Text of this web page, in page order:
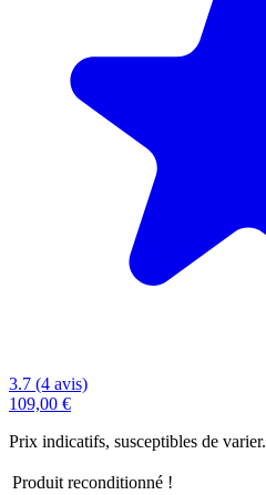
3.7 (4 avis)
109,00 €
Prix indicatifs, susceptibles de varier.
Produit reconditionné !